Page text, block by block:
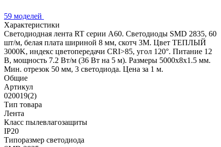
59 моделей
Характеристики
Светодиодная лента RT серии A60. Светодиоды SMD 2835, 60
шт/м, белая плата шириной 8 мм, скотч 3M. Цвет ТЕПЛЫЙ
3000K, индекс цветопередачи CRI>85, угол 120°. Питание 12
В, мощность 7.2 Вт/м (36 Вт на 5 м). Размеры 5000x8x1.5 мм.
Мин. отрезок 50 мм, 3 светодиода. Цена за 1 м.
Общие
Артикул
020019(2)
Тип товара
Лента
Класс пылевлагозащиты
IP20
Типоразмер светодиода